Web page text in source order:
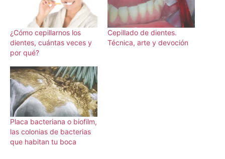
¿Cómo cepillarnos los
dientes, cuántas veces y
por qué?
Cepillado de dientes.
Técnica, arte y devoción
Placa bacteriana o biofilm,
las colonias de bacterias
que habitan tu boca